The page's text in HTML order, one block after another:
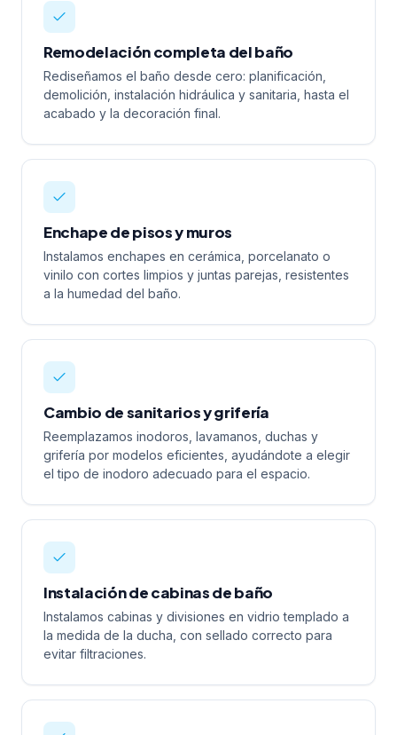
Remodelación completa del baño
Rediseñamos el baño desde cero: planificación,
demolición, instalación hidráulica y sanitaria, hasta el
acabado y la decoración final.
Enchape de pisos y muros
Instalamos enchapes en cerámica, porcelanato o
vinilo con cortes limpios y juntas parejas, resistentes
a la humedad del baño.
Cambio de sanitarios y grifería
Reemplazamos inodoros, lavamanos, duchas y
grifería por modelos eficientes, ayudándote a elegir
el tipo de inodoro adecuado para el espacio.
Instalación de cabinas de baño
Instalamos cabinas y divisiones en vidrio templado a
la medida de la ducha, con sellado correcto para
evitar filtraciones.